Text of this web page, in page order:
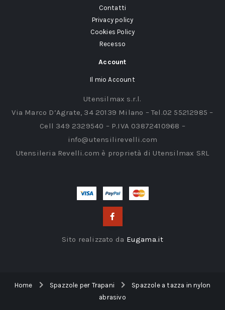
Contatti
Privacy policy
Cookies Policy
Recesso
Account
Il mio Account
Utensilmax s.r.l.
Via Marco D’Agrate, 34 20139 Milano – Tel.02 55212985 –
Cell 349 2329540 – P.IVA 03872410968 –
info@utensilirevelli.com
Utensileria Revelli.com è proprietà di Utensilmax SRL
Sito realizzato da Eugama.it
Home Spazzole per Trapani
Spazzole a tazza in nylon
abrasivo